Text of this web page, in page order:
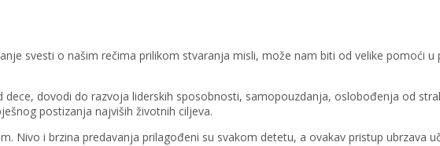
svesti o našim rečima prilikom stvaranja misli, može nam biti od velike pomoći
dovodi do razvoja liderskih sposobnosti, samopouzdanja, oslobođenja od
postizanja najviših životnih ciljeva.
Nivo i brzina predavanja prilagođeni su svakom detetu, a ovakav pristup ubrzava